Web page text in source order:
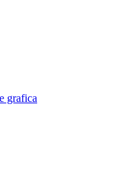
grafica